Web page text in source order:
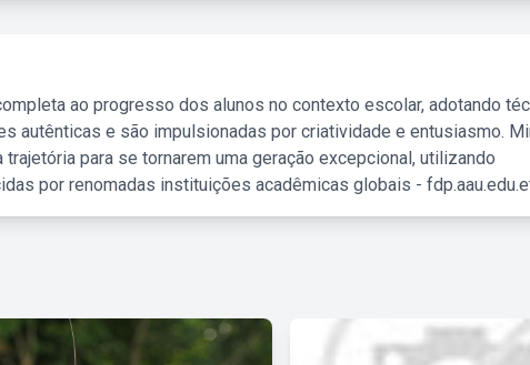
ao progresso dos alunos no contexto escolar, adotando
autênticas e são impulsionadas por criatividade e entusiasmo.
para se tornarem uma geração excepcional, utilizando
por renomadas instituições acadêmicas globais -